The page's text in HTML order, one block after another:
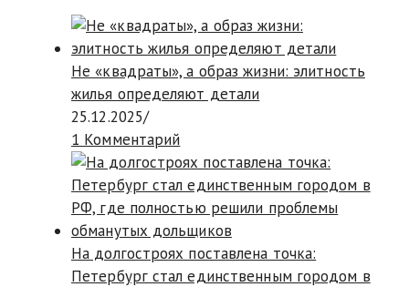
Не «квадраты», а образ жизни: элитность
жилья определяют детали
25.12.2025/
1 Комментарий
На долгостроях поставлена точка:
Петербург стал единственным городом в